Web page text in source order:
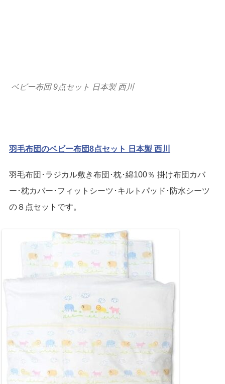
ベビー布団 9点セット 日本製 西川
羽毛布団のベビー布団8点セット 日本製 西川
羽毛布団･ラジカル敷き布団･枕･綿100％ 掛け布団カバ
ー･枕カバー･フィットシーツ･キルトパッド･防水シーツ
の８点セットです。